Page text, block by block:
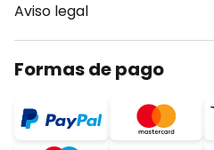
Aviso legal
Formas de pago